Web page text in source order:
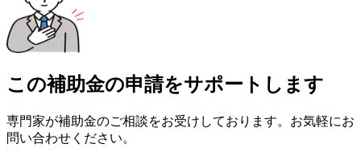
この補助金の申請をサポートします
専門家が補助金のご相談をお受けしております。お気軽にお
問い合わせください。